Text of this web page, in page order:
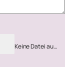
Keine Datei ausgewählt